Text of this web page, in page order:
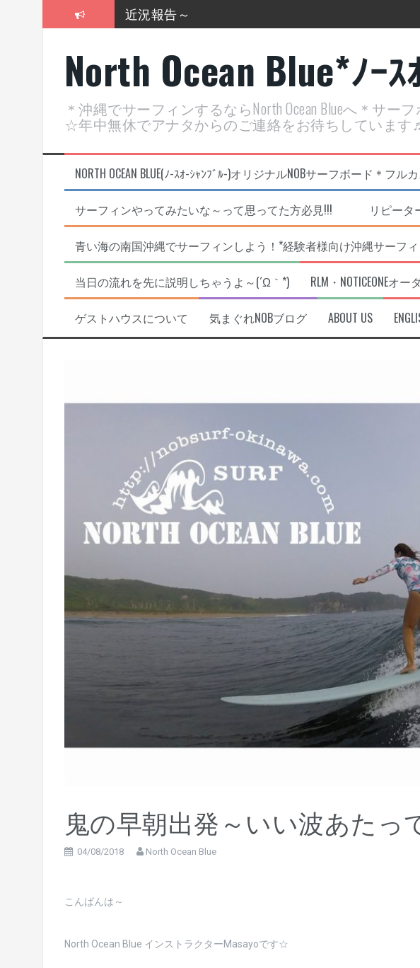
近況報告～
2025年もあざ～した！
ヤッチマッターーーー！！！
支部長就任報告と支部予選・検定開催決定！
North Ocean Blue*ﾉｰ
＊沖縄でサーフィンするならNorth Ocean Blueへ＊サ
☆年中無休でアナタからのご連絡をお待ちしています
NORTH OCEAN BLUE(ﾉ-ｽｵ-ｼｬﾝﾌﾞﾙ-)オリジナルNOBサーフボード＊フル
サーフィンやってみたいな～って思ってた方必見!!! リピーター
青い海の南国沖縄でサーフィンしよう！*経験者様向け沖縄サーフ
当日の流れを先に説明しちゃうよ～(´Ω｀*) RLM・NOTICEONE
ゲストハウスについて 気まぐれNOBブログ ABOUT US
鬼の早朝出発～いい波あたっ
04/08/2018 North Ocean Blue
こんばんは～
North Ocean Blue インストラクターMasayoです☆